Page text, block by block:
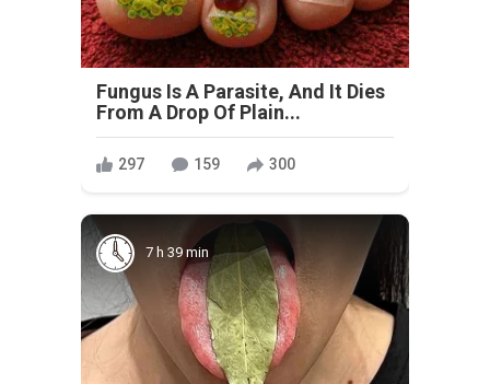
Fungus Is A Parasite, And It Dies
From A Drop Of Plain...
297 159 300
7 h 39 min